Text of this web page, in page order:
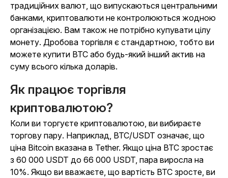
традиційних валют, що випускаються центральними
банками, криптовалюти не контролюються жодною
організацією. Вам також не потрібно купувати цілу
монету. Дробова торгівля є стандартною, тобто ви
можете купити BTC або будь-який інший актив на
суму всього кілька доларів.
Як працює торгівля
криптовалютою?
Коли ви торгуєте криптовалютою, ви вибираєте
торгову пару. Наприклад, BTC/USDT означає, що
ціна Bitcoin вказана в Tether. Якщо ціна BTC зростає
з 60 000 USDT до 66 000 USDT, пара виросла на
10%. Якщо ви вважаєте, що вартість BTC зросте, ви